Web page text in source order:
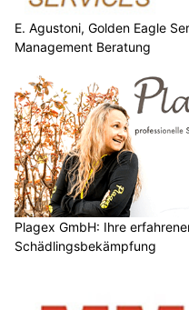
E. Agustoni, Golden Eagle
Management Beratung
Plagex GmbH: Ihre
Schädlingsbekämpfung